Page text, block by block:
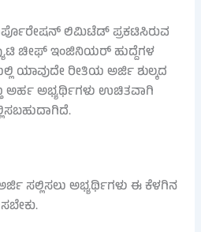
ಲಿಮಿಟೆಡ್ ಪ್ರಕಟಿಸಿರುವ
ಚೀಫ್ ಇಂಜಿನಿಯರ್ ಹುದ್ದೆಗಳ
ರೀತಿಯ ಅರ್ಜಿ ಶುಲ್ಕದ
ಅರ್ಹ ಅಭ್ಯರ್ಥಿಗಳು ಉಚಿತವಾಗಿ
ಅರ್ಜಿ ಸಲ್ಲಿಸಲು ಅಭ್ಯರ್ಥಿಗಳು ಈ ಕೆಳಗಿನ